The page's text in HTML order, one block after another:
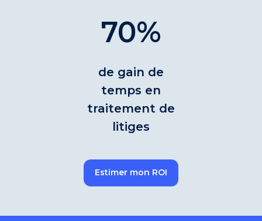
70%
de gain de
temps en
traitement de
litiges
Estimer mon ROI